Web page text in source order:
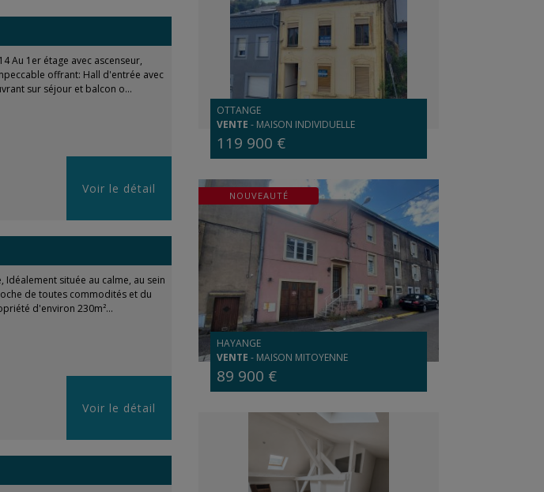
Au 1er étage avec ascenseur,
offrant: Hall d'entrée avec
sur séjour et balcon o...
Voir le détail
Idéalement située au calme, au sein
de toutes commodités et du
d'environ 230m²...
Voir le détail
OTTANGE
VENTE - MAISON INDIVIDUELLE
119 900 €
NOUVEAUTÉ
HAYANGE
VENTE - MAISON MITOYENNE
89 900 €